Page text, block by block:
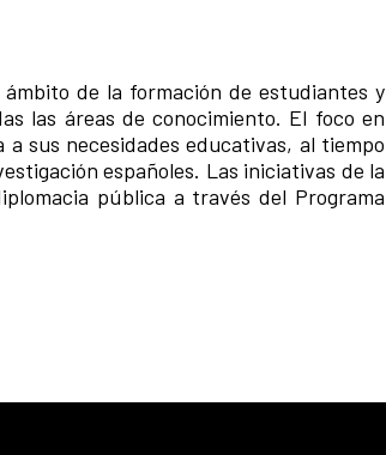
de la formación de estudiantes y
las áreas de conocimiento. El foco en
sus necesidades educativas, al tiempo
españoles. Las iniciativas de la
pública a través del Programa